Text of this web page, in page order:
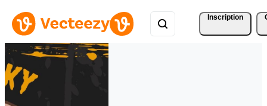
Inscription